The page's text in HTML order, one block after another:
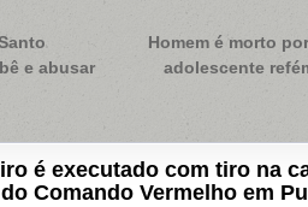
Homem é morto
adolescente
e abusar
é executado com tiro na
Comando Vermelho em